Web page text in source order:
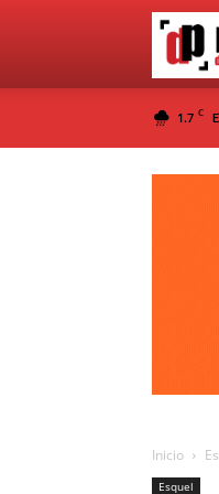
1.7 C
Inicio
Esquel